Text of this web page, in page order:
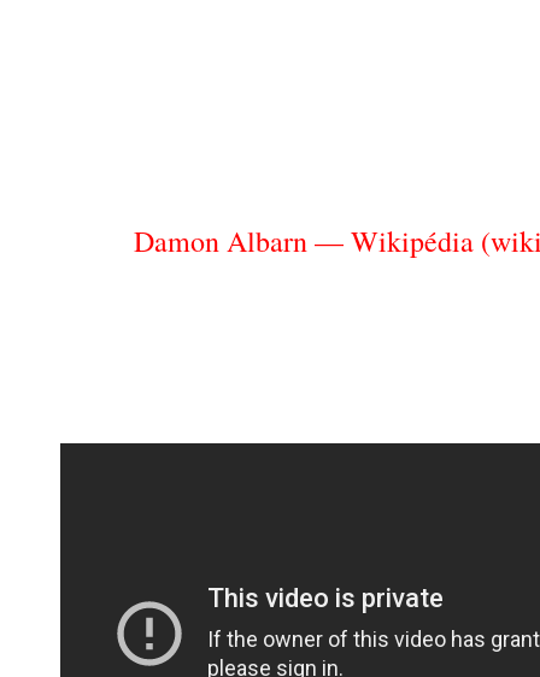
Damon Albarn — Wikipédia